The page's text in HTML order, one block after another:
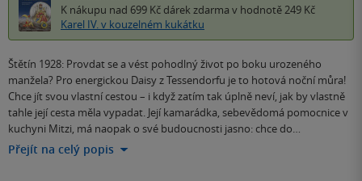
K nákupu nad 699 Kč dárek zdarma v hodnotě 249 Kč
Karel IV. v kouzelném kukátku
Štětín 1928: Provdat se a vést pohodlný život po boku urozeného
manžela? Pro energickou Daisy z Tessendorfu je to hotová noční můra!
Chce jít svou vlastní cestou – i když zatím tak úplně neví, jak by vlastně
tahle její cesta měla vypadat. Její kamarádka, sebevědomá pomocnice v
kuchyni Mitzi, má naopak o své budoucnosti jasno: chce do…
Přejít na celý popis